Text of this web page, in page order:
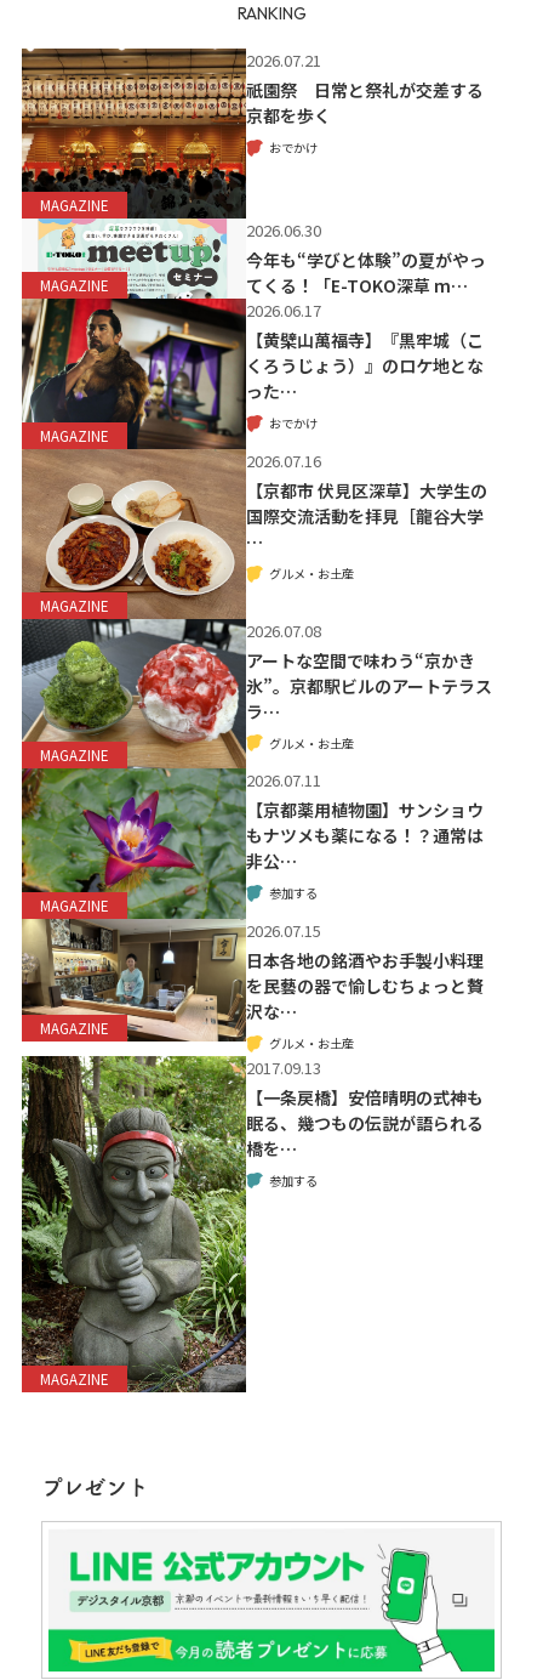
RANKING
MAGAZINE
2026.07.21
祇園祭 日常と祭礼が交差する
京都を歩く
おでかけ
MAGAZINE
2026.06.30
今年も“学びと体験”の夏がやっ
てくる！「E-TOKO深草 m…
MAGAZINE
2026.06.17
【黄檗山萬福寺】『黒牢城（こ
くろうじょう）』のロケ地とな
った…
おでかけ
MAGAZINE
2026.07.16
【京都市 伏見区深草】大学生の
国際交流活動を拝見［龍谷大学
…
グルメ・お土産
MAGAZINE
2026.07.08
アートな空間で味わう“京かき
氷”。京都駅ビルのアートテラス
ラ…
グルメ・お土産
MAGAZINE
2026.07.11
【京都薬用植物園】サンショウ
もナツメも薬になる！？通常は
非公…
参加する
MAGAZINE
2026.07.15
日本各地の銘酒やお手製小料理
を民藝の器で愉しむちょっと贅
沢な…
グルメ・お土産
MAGAZINE
2017.09.13
【一条戻橋】安倍晴明の式神も
眠る、幾つもの伝説が語られる
橋を…
参加する
プレゼント